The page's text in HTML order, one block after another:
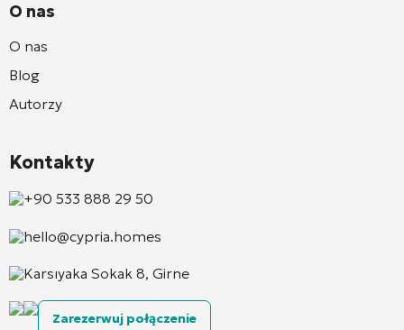
O nas
O nas
Blog
Autorzy
Kontakty
+90 533 888 29 50
hello@cypria.homes
Karsıyaka Sokak 8, Girne
Zarezerwuj połączenie